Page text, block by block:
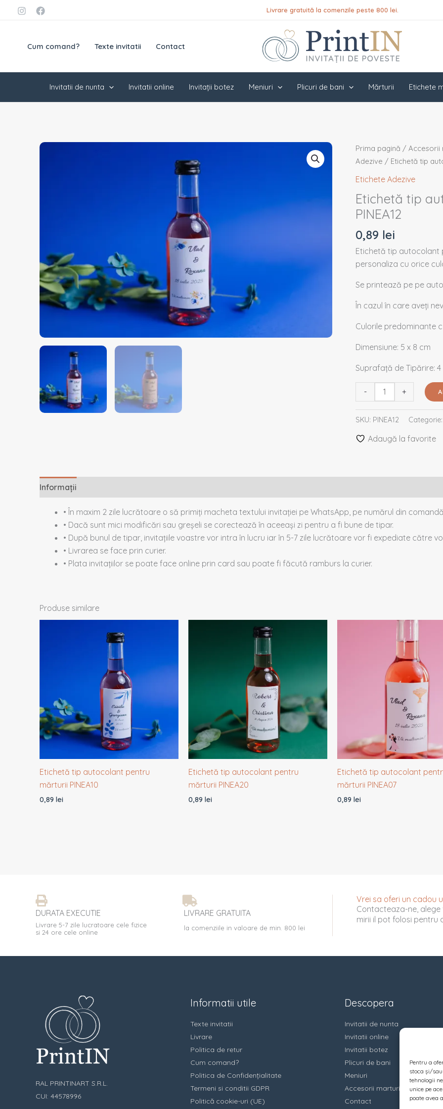
Pentru a
stoca și/
tehnologii
unice pe
poate avea
conținut Livrare gratuită la comenzile peste 800 lei.
Cum comand? Texte invitatii Contact
Invitatii de nunta Invitatii online Invitații botez Meniuri Plicuri de bani Mărturii Etichete
Prima pagină /Accesorii
Adezive / Etichetă tip
Etichete Adezive
Etichetă tip
PINEA12
0,89 lei
Etichetă tip autocolant
personaliza cu orice
Se printează pe pe
În cazul în care aveți
Culorile predominante
Dimensiune: 5 x 8 cm
Suprafață de Tipărire: 4
-
Cantitate
Etichetă
tip
pentru
mărturii
+
SKU: PINEA12
Adaugă la favorite
Informații
• În maxim 2 zile lucrătoare o să primiți macheta textului invitației pe WhatsApp, pe numărul din
• Dacă sunt mici modificări sau greșeli se corectează în aceeași zi pentru a fi bune de tipar.
• După bunul de tipar, invitațiile voastre vor intra în lucru iar în 5-7 zile lucrătoare vor fi expediate către
• Livrarea se face prin curier.
• Plata invitațiilor se poate face online prin card sau poate fi făcută ramburs la curier.
Produse similare
Etichetă tip autocolant pentru
mărturii PINEA10
0,89 lei
Etichetă tip autocolant pentru
mărturii PINEA20
0,89 lei
Etichetă tip autocolant
mărturii PINEA07
0,89 lei
DURATA EXECUTIE
Livrare 5-7 zile lucratoare cele fizice
si 24 ore cele online
LIVRARE GRATUITA
la comenziile in valoare de min. 800 lei
Vrei sa oferi un cadou
Contacteaza-ne,
mirii il pot folosi pentru
RAL PRINTINART S.R.L.
CUI: 44578996
Informatii utile
Texte invitatii
Livrare
Politica de retur
Cum comand?
Politica de Confidențialitate
Termeni si conditii GDPR
Politică cookie-uri (UE)
Descopera
Invitatii de nunta
Invitatii online
Invitatii botez
Plicuri de bani
Meniuri
Accesorii marturii
Contact